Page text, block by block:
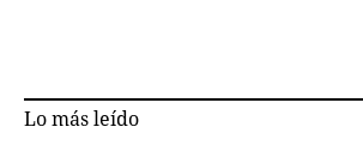
Lo más leído